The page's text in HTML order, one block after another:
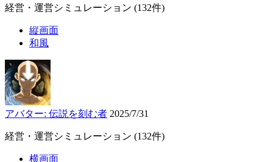
経営・運営シミュレーション (132件)
縦画面
和風
アバター: 伝説を刻む者 2025/7/31
経営・運営シミュレーション (132件)
横画面